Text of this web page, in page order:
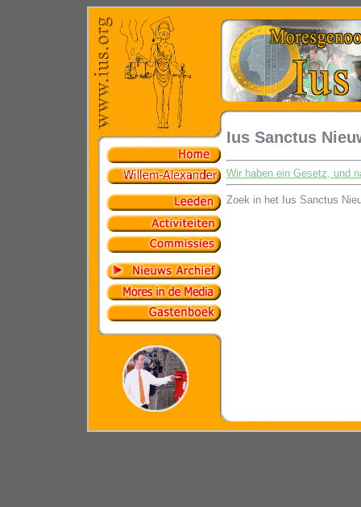
Ius Sanctus
Wir haben ein Gesetz, und
Zoek in het Ius Sanctus